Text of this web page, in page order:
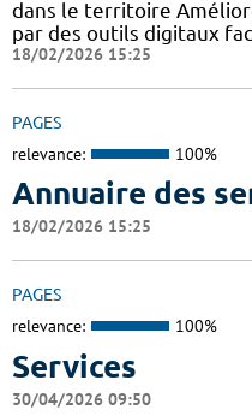
dans le territoire
par des outils digitaux
18/02/2026 15:25
PAGES
relevance: 100%
Annuaire des
18/02/2026 15:25
PAGES
relevance: 100%
Services
30/04/2026 09:50